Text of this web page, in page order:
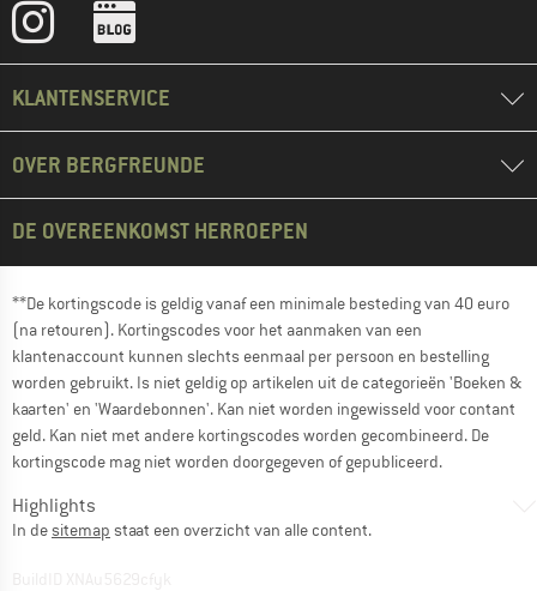
KLANTENSERVICE
OVER BERGFREUNDE
DE OVEREENKOMST HERROEPEN
**De kortingscode is geldig vanaf een minimale besteding van 40 euro
(na retouren). Kortingscodes voor het aanmaken van een
klantenaccount kunnen slechts eenmaal per persoon en bestelling
worden gebruikt. Is niet geldig op artikelen uit de categorieën 'Boeken &
kaarten' en 'Waardebonnen'. Kan niet worden ingewisseld voor contant
geld. Kan niet met andere kortingscodes worden gecombineerd. De
kortingscode mag niet worden doorgegeven of gepubliceerd.
Highlights
In desitemap staat een overzicht van alle content.